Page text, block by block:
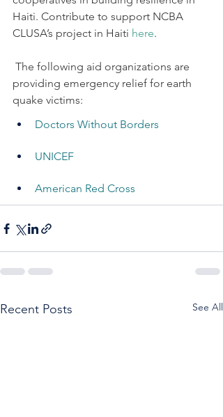
Haiti. Contribute to support NCBA
CLUSA’s project in Haiti here.
providing emergency relief for earth
quake victims:
Doctors Without Borders
UNICEF
American Red Cross
Recent Posts See All